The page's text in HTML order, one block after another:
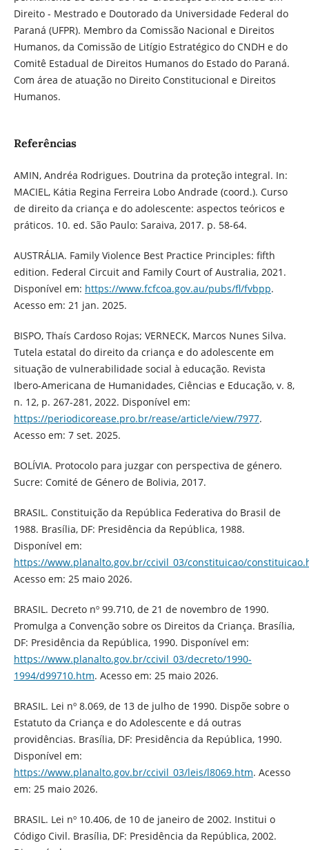
Direito - Mestrado e Doutorado da Universidade Federal do
Paraná (UFPR). Membro da Comissão Nacional e Direitos
Humanos, da Comissão de Litígio Estratégico do CNDH e do
Comitê Estadual de Direitos Humanos do Estado do Paraná.
Com área de atuação no Direito Constitucional e Direitos
Humanos.
Referências
AMIN, Andréa Rodrigues. Doutrina da proteção integral. In:
MACIEL, Kátia Regina Ferreira Lobo Andrade (coord.). Curso
de direito da criança e do adolescente: aspectos teóricos e
práticos. 10. ed. São Paulo: Saraiva, 2017. p. 58-64.
AUSTRÁLIA. Family Violence Best Practice Principles: fifth
edition. Federal Circuit and Family Court of Australia, 2021.
Disponível em: https://www.fcfcoa.gov.au/pubs/fl/fvbpp.
Acesso em: 21 jan. 2025.
BISPO, Thaís Cardoso Rojas; VERNECK, Marcos Nunes Silva.
Tutela estatal do direito da criança e do adolescente em
situação de vulnerabilidade social à educação. Revista
Ibero-Americana de Humanidades, Ciências e Educação, v. 8,
n. 12, p. 267-281, 2022. Disponível em:
https://periodicorease.pro.br/rease/article/view/7977.
Acesso em: 7 set. 2025.
BOLÍVIA. Protocolo para juzgar con perspectiva de género.
Sucre: Comité de Género de Bolivia, 2017.
BRASIL. Constituição da República Federativa do Brasil de
1988. Brasília, DF: Presidência da República, 1988.
Disponível em:
https://www.planalto.gov.br/ccivil_03/constituicao/
Acesso em: 25 maio 2026.
BRASIL. Decreto nº 99.710, de 21 de novembro de 1990.
Promulga a Convenção sobre os Direitos da Criança. Brasília,
DF: Presidência da República, 1990. Disponível em:
https://www.planalto.gov.br/ccivil_03/decreto/1990-
1994/d99710.htm. Acesso em: 25 maio 2026.
BRASIL. Lei nº 8.069, de 13 de julho de 1990. Dispõe sobre o
Estatuto da Criança e do Adolescente e dá outras
providências. Brasília, DF: Presidência da República, 1990.
Disponível em:
https://www.planalto.gov.br/ccivil_03/leis/l8069.htm. Acesso
em: 25 maio 2026.
BRASIL. Lei nº 10.406, de 10 de janeiro de 2002. Institui o
Código Civil. Brasília, DF: Presidência da República, 2002.